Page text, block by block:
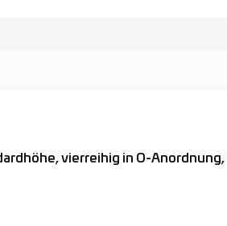
vierreihig in O-